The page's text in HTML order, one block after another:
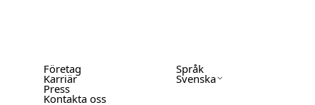
Företag
Karriär
Press
Kontakta oss
Språk
Svenska